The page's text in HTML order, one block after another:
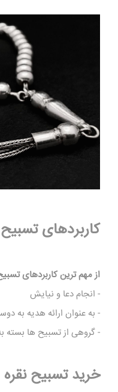
کاربردهای
از مهم ترین کاربردهای
- انجام دعا و نیایش
- به عنوان ارائه هدیه به
- گروهی از تسبیح ها
خرید تسبیح نقره